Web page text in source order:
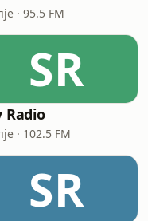
· 95.5 FM
SR
Radio
· 102.5 FM
SR